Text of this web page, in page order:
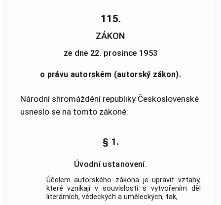
115.
ZÁKON
ze dne 22. prosince 1953
o právu autorském (autorský zákon).
Národní shromáždění republiky Československé
usneslo se na tomto zákoně:
§ 1.
Úvodní ustanovení.
Účelem autorského zákona je upravit vztahy,
které vznikají v souvislosti s vytvořením děl
literárních, vědeckých a uměleckých, tak,